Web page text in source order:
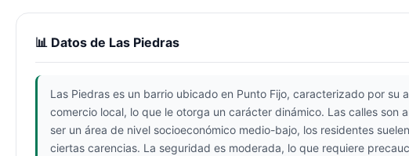
📊 Datos de Las Piedras
Las Piedras es un barrio ubicado en Punto Fijo, caracterizado por
comercio local, lo que le otorga un carácter dinámico. Las calles
ser un área de nivel socioeconómico medio-bajo, los residentes
ciertas carencias. La seguridad es moderada, lo que requiere